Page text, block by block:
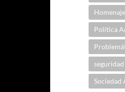
Homenaje
Política
seguridad
Sociedad